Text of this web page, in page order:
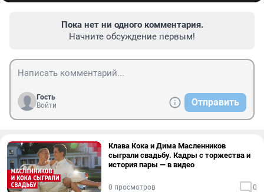
Пока нет ни одного комментария.
Начните обсуждение первым!
Гость
Войти
Отправить
Клава Кока и Дима Масленников
сыграли свадьбу. Кадры с торжества и
история пары — в видео
0 просмотров 0